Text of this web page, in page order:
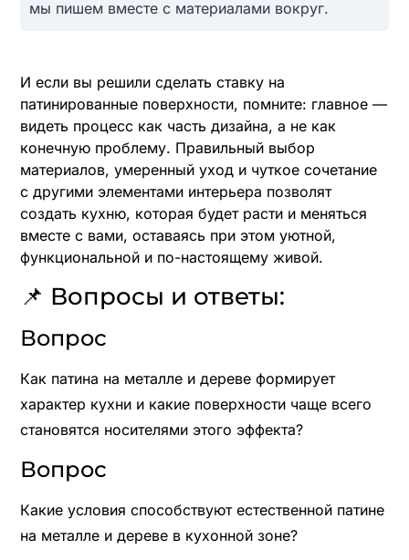
мы пишем вместе с материалами вокруг.
И если вы решили сделать ставку на
патинированные поверхности, помните: главное —
видеть процесс как часть дизайна, а не как
конечную проблему. Правильный выбор
материалов, умеренный уход и чуткое сочетание
с другими элементами интерьера позволят
создать кухню, которая будет расти и меняться
вместе с вами, оставаясь при этом уютной,
функциональной и по-настоящему живой.
📌 Вопросы и ответы:
Вопрос
Как патина на металле и дереве формирует
характер кухни и какие поверхности чаще всего
становятся носителями этого эффекта?
Вопрос
Какие условия способствуют естественной патине
на металле и дереве в кухонной зоне?